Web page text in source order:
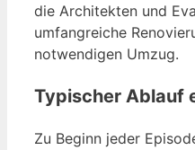
die Architekten und
umfangreiche
notwendigen Umzug.
Typischer Ablauf
Zu Beginn jeder